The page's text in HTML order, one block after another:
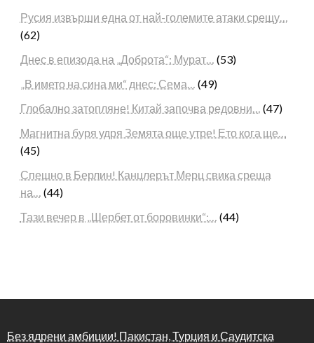
Русия извърши една от най-големите атаки срещу…
(62)
Днес в епизода на „Доброта“: Мурат… (53)
„В името на сина ми“ днес: Сема… (49)
Глобално затопляне! Китай започва редовни… (47)
Магнитна буря удря Земята още утре! Ето кога ще…
(45)
Спешно в Берлин! Канцлерът Мерц свика среща
на… (44)
Тази вечер в „Шербет от боровинки“:… (44)
Без ядрени амбиции! Пакистан, Турция и Саудитска